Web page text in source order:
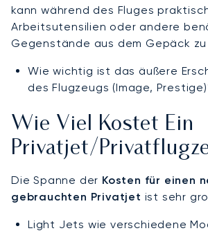
kann während des Fluges
Arbeitsutensilien oder andere
Gegenstände aus dem Gepäck zu
Wie wichtig ist das äußere
des Flugzeugs (Image,
Wie Viel Kostet Ein
Privatjet/
Die Spanne der Kosten für einen
gebrauchten Privatjet ist sehr
Light Jets wie verschiedene